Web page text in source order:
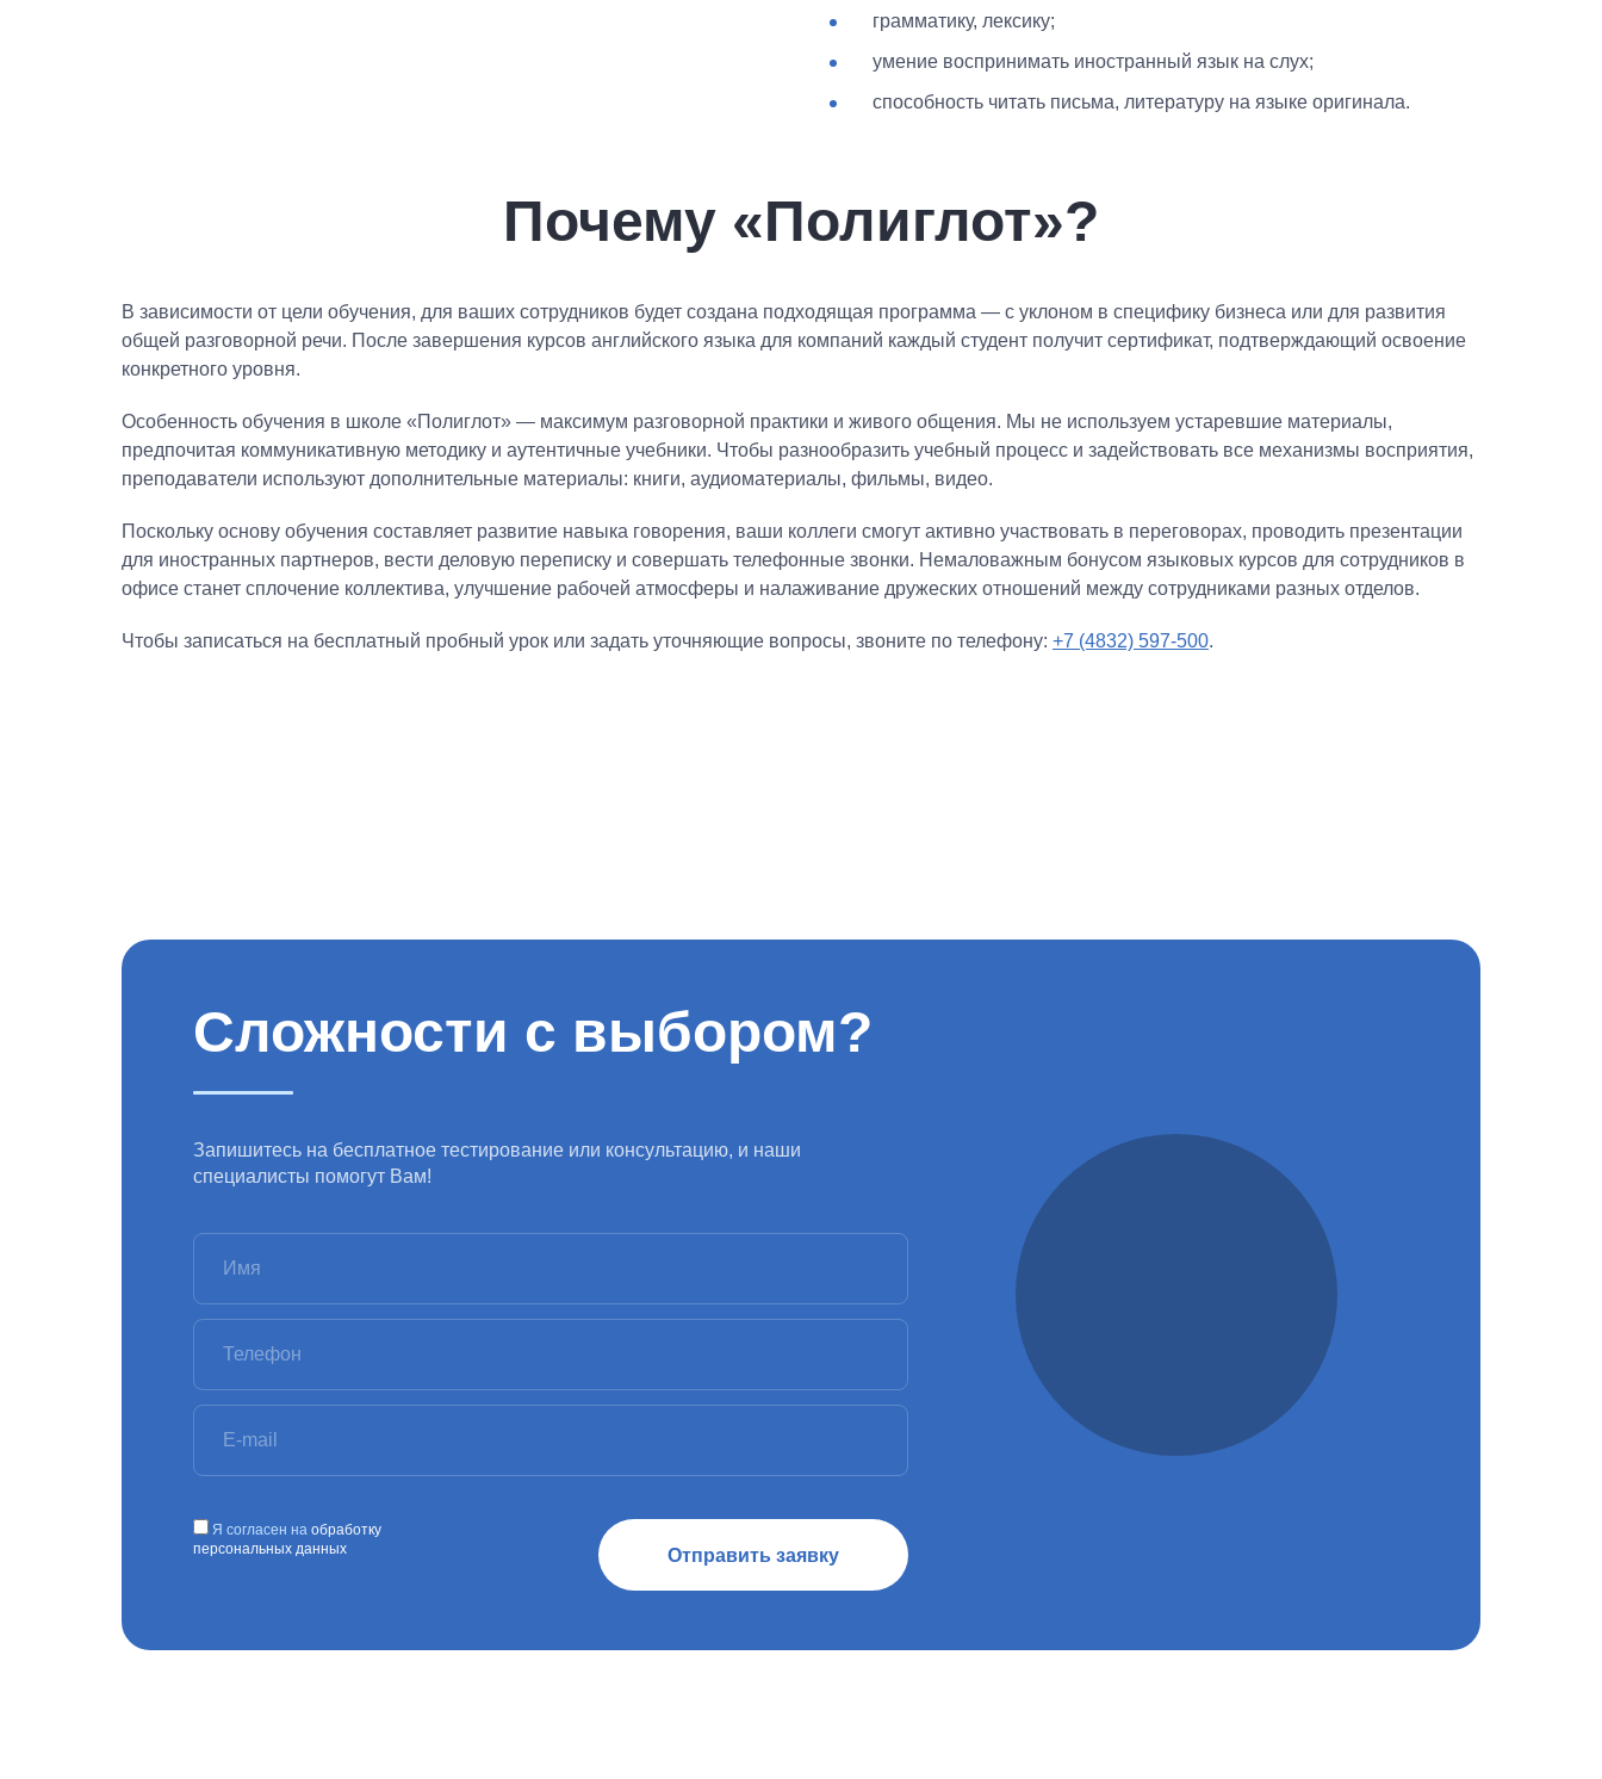
грамматику, лексику;
умение воспринимать иностранный язык на слух;
способность читать письма, литературу на языке оригинала.
Почему «Полиглот»?
В зависимости от цели обучения, для ваших сотрудников будет создана подходящая программа — с уклоном в специфику бизнеса или для развития
общей разговорной речи. После завершения курсов английского языка для компаний каждый студент получит сертификат, подтверждающий освоение
конкретного уровня.
Особенность обучения в школе «Полиглот» — максимум разговорной практики и живого общения. Мы не используем устаревшие материалы,
предпочитая коммуникативную методику и аутентичные учебники. Чтобы разнообразить учебный процесс и задействовать все механизмы восприятия,
преподаватели используют дополнительные материалы: книги, аудиоматериалы, фильмы, видео.
Поскольку основу обучения составляет развитие навыка говорения, ваши коллеги смогут активно участвовать в переговорах, проводить презентации
для иностранных партнеров, вести деловую переписку и совершать телефонные звонки. Немаловажным бонусом языковых курсов для сотрудников в
офисе станет сплочение коллектива, улучшение рабочей атмосферы и налаживание дружеских отношений между сотрудниками разных отделов.
Чтобы записаться на бесплатный пробный урок или задать уточняющие вопросы, звоните по телефону: +7 (4832) 597-500.
Сложности с выбором?
Запишитесь на бесплатное тестирование или консультацию, и наши
специалисты помогут Вам!
Я согласен на обработку
персональных данных
Отправить заявку